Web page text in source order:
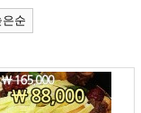
순